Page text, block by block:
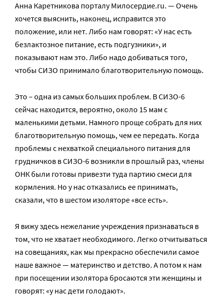
Анна Каретникова порталу Милосердие.ru. — Очень
хочется выяснить, наконец, исправится это
положение, или нет. Либо нам говорят: «У нас есть
безлактозное питание, есть подгузники», и
показывают нам это. Либо надо добиваться того,
чтобы СИЗО принимало благотворительную помощь.
Это – одна из самых больших проблем. В СИЗО-6
сейчас находится, вероятно, около 15 мам с
маленькими детьми. Намного проще собрать для них
благотворительную помощь, чем ее передать. Когда
проблемы с нехваткой специального питания для
грудничков в СИЗО-6 возникли в прошлый раз, члены
ОНК были готовы привезти туда партию смеси для
кормления. Но у нас отказались ее принимать,
сказали, что в шестом изоляторе «все есть».
Я вижу здесь нежелание учреждения признаваться в
том, что не хватает необходимого. Легко отчитываться
на совещаниях, как мы прекрасно обеспечили самое
наше важное — материнство и детство. А потом к нам
при посещении изолятора бросаются эти женщины и
говорят: «у нас дети голодают».